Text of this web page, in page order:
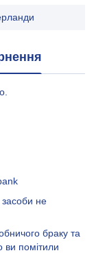
засоби не
браку та
ви помітили